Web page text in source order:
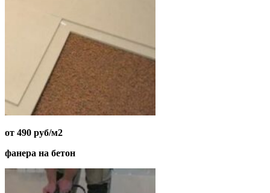
от 490 руб/м2
фанера на бетон